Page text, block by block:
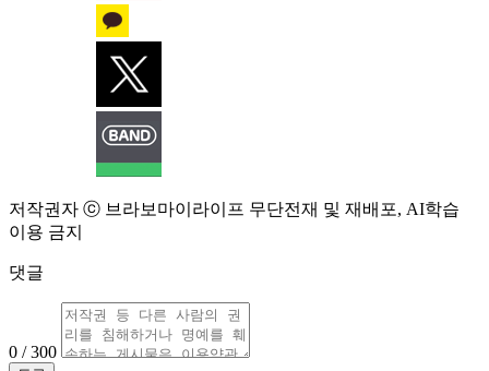
저작권자 ⓒ 브라보마이라이프 무단전재 및 재배포, AI학습
이용 금지
댓글
0 / 300